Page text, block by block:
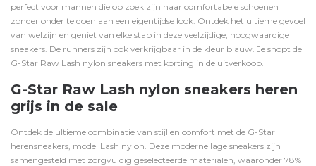
perfect voor mannen die op zoek zijn naar comfortabele schoenen
zonder onder te doen aan een eigentijdse look. Ontdek het ultieme gevoel
van welzijn en geniet van elke stap in deze veelzijdige, hoogwaardige
sneakers. De runners zijn ook verkrijgbaar in de kleur blauw . Je shopt de
G-Star Raw Lash nylon sneakers met korting in de uitverkoop.
G-Star Raw Lash nylon sneakers heren
grijs in de sale
Ontdek de ultieme combinatie van stijl en comfort met de G-Star
herensneakers, model Lash nylon. Deze moderne lage sneakers zijn
samengesteld met zorgvuldig geselecteerde materialen, waaronder 78%